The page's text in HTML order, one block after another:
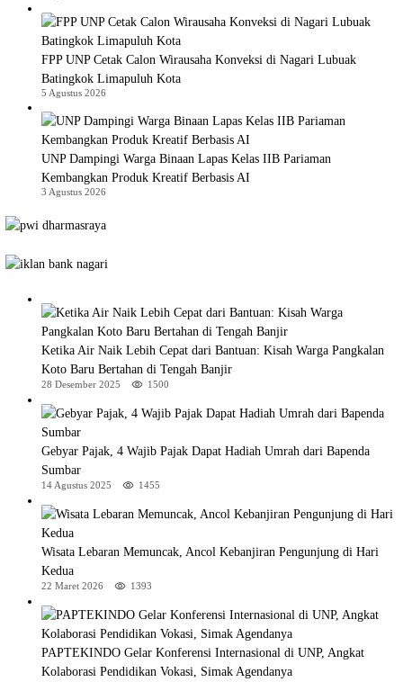
FPP UNP Cetak Calon Wirausaha Konveksi di Nagari Lubuak
Batingkok Limapuluh Kota
5 Agustus 2026
UNP Dampingi Warga Binaan Lapas Kelas IIB Pariaman
Kembangkan Produk Kreatif Berbasis AI
3 Agustus 2026
Ketika Air Naik Lebih Cepat dari Bantuan: Kisah Warga Pangkalan
Koto Baru Bertahan di Tengah Banjir
28 Desember 2025 1500
Gebyar Pajak, 4 Wajib Pajak Dapat Hadiah Umrah dari Bapenda
Sumbar
14 Agustus 2025 1455
Wisata Lebaran Memuncak, Ancol Kebanjiran Pengunjung di Hari
Kedua
22 Maret 2026 1393
PAPTEKINDO Gelar Konferensi Internasional di UNP, Angkat
Kolaborasi Pendidikan Vokasi, Simak Agendanya